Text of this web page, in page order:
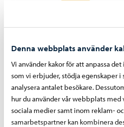
Denna webbplats använder
Vi använder kakor för att anpassa
som vi erbjuder, stödja egenskaper i
analysera antalet besökare.
hur du använder vår webbplats
sociala medier samt inom reklam-
samarbetspartner kan kombinera
Borgå stad informerar